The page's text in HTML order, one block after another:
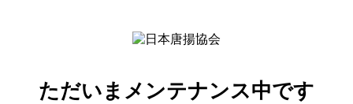
ただいまメンテナンス中です